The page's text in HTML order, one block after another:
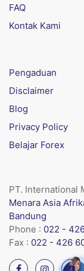
FAQ
Kontak Kami
Pengaduan
Disclaimer
Blog
Privacy Policy
Belajar Forex
PT. International
Menara Asia
Bandung
Phone : 022 -
Fax : 022 - 426